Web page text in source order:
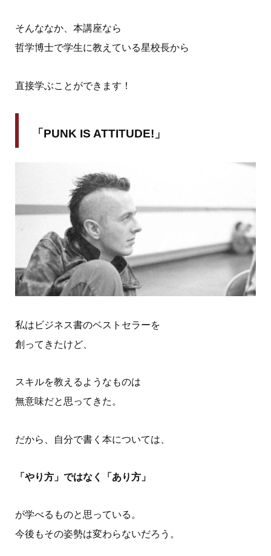
そんななか、本講座なら
哲学博士で学生に教えている星校長から
直接学ぶことができます！
「PUNK IS ATTITUDE!」
私はビジネス書のベストセラーを
創ってきたけど、
スキルを教えるようなものは
無意味だと思ってきた。
だから、自分で書く本については、
「やり方」ではなく「あり方」
が学べるものと思っている。
今後もその姿勢は変わらないだろう。